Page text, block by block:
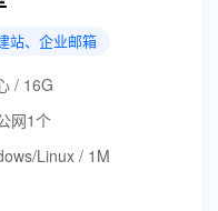
站、企业邮箱
/ 16G
网1个
Linux / 1M